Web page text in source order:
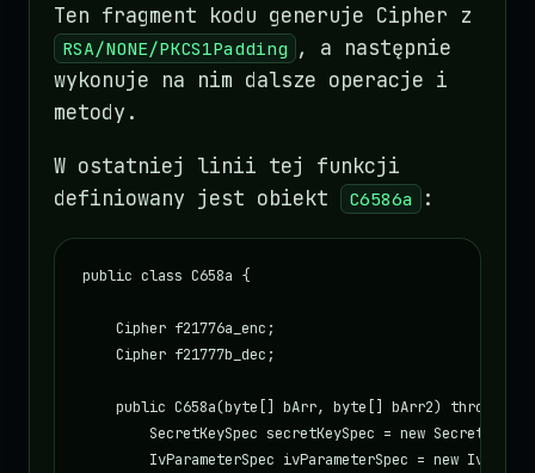
Ten fragment kodu generuje Cipher z
RSA/NONE/PKCS1Padding , a następnie
wykonuje na nim dalsze operacje i
metody.
W ostatniej linii tej funkcji
definiowany jest obiekt
C6586a :
public class C658a {
    Cipher f21776a_enc;
    Cipher f21777b_dec;
public C658a(byte[] bArr, byte[] bArr2) throws
SecretKeySpec secretKeySpec = new
IvParameterSpec ivParameterSpec = new